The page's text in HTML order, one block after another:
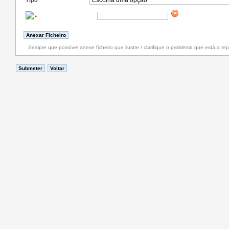
*
Sempre que possível anexe ficheiro que ilustre / clarifique o problema que está a